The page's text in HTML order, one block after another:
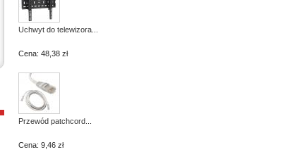
Uchwyt do telewizora...
Cena: 48,38 zł
Przewód patchcord...
Cena: 9,46 zł